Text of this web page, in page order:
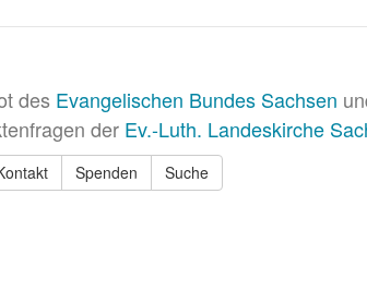
des Evangelischen Bundes Sachsen
der Ev.-Luth. Landeskirche
Spenden Suche